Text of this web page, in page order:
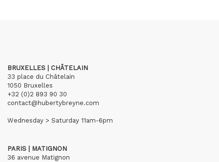
BRUXELLES | CHÂTELAIN
33 place du Châtelain
1050 Bruxelles
+32 (0)2 893 90 30
contact@hubertybreyne.com
Wednesday > Saturday 11am-6pm
PARIS | MATIGNON
36 avenue Matignon